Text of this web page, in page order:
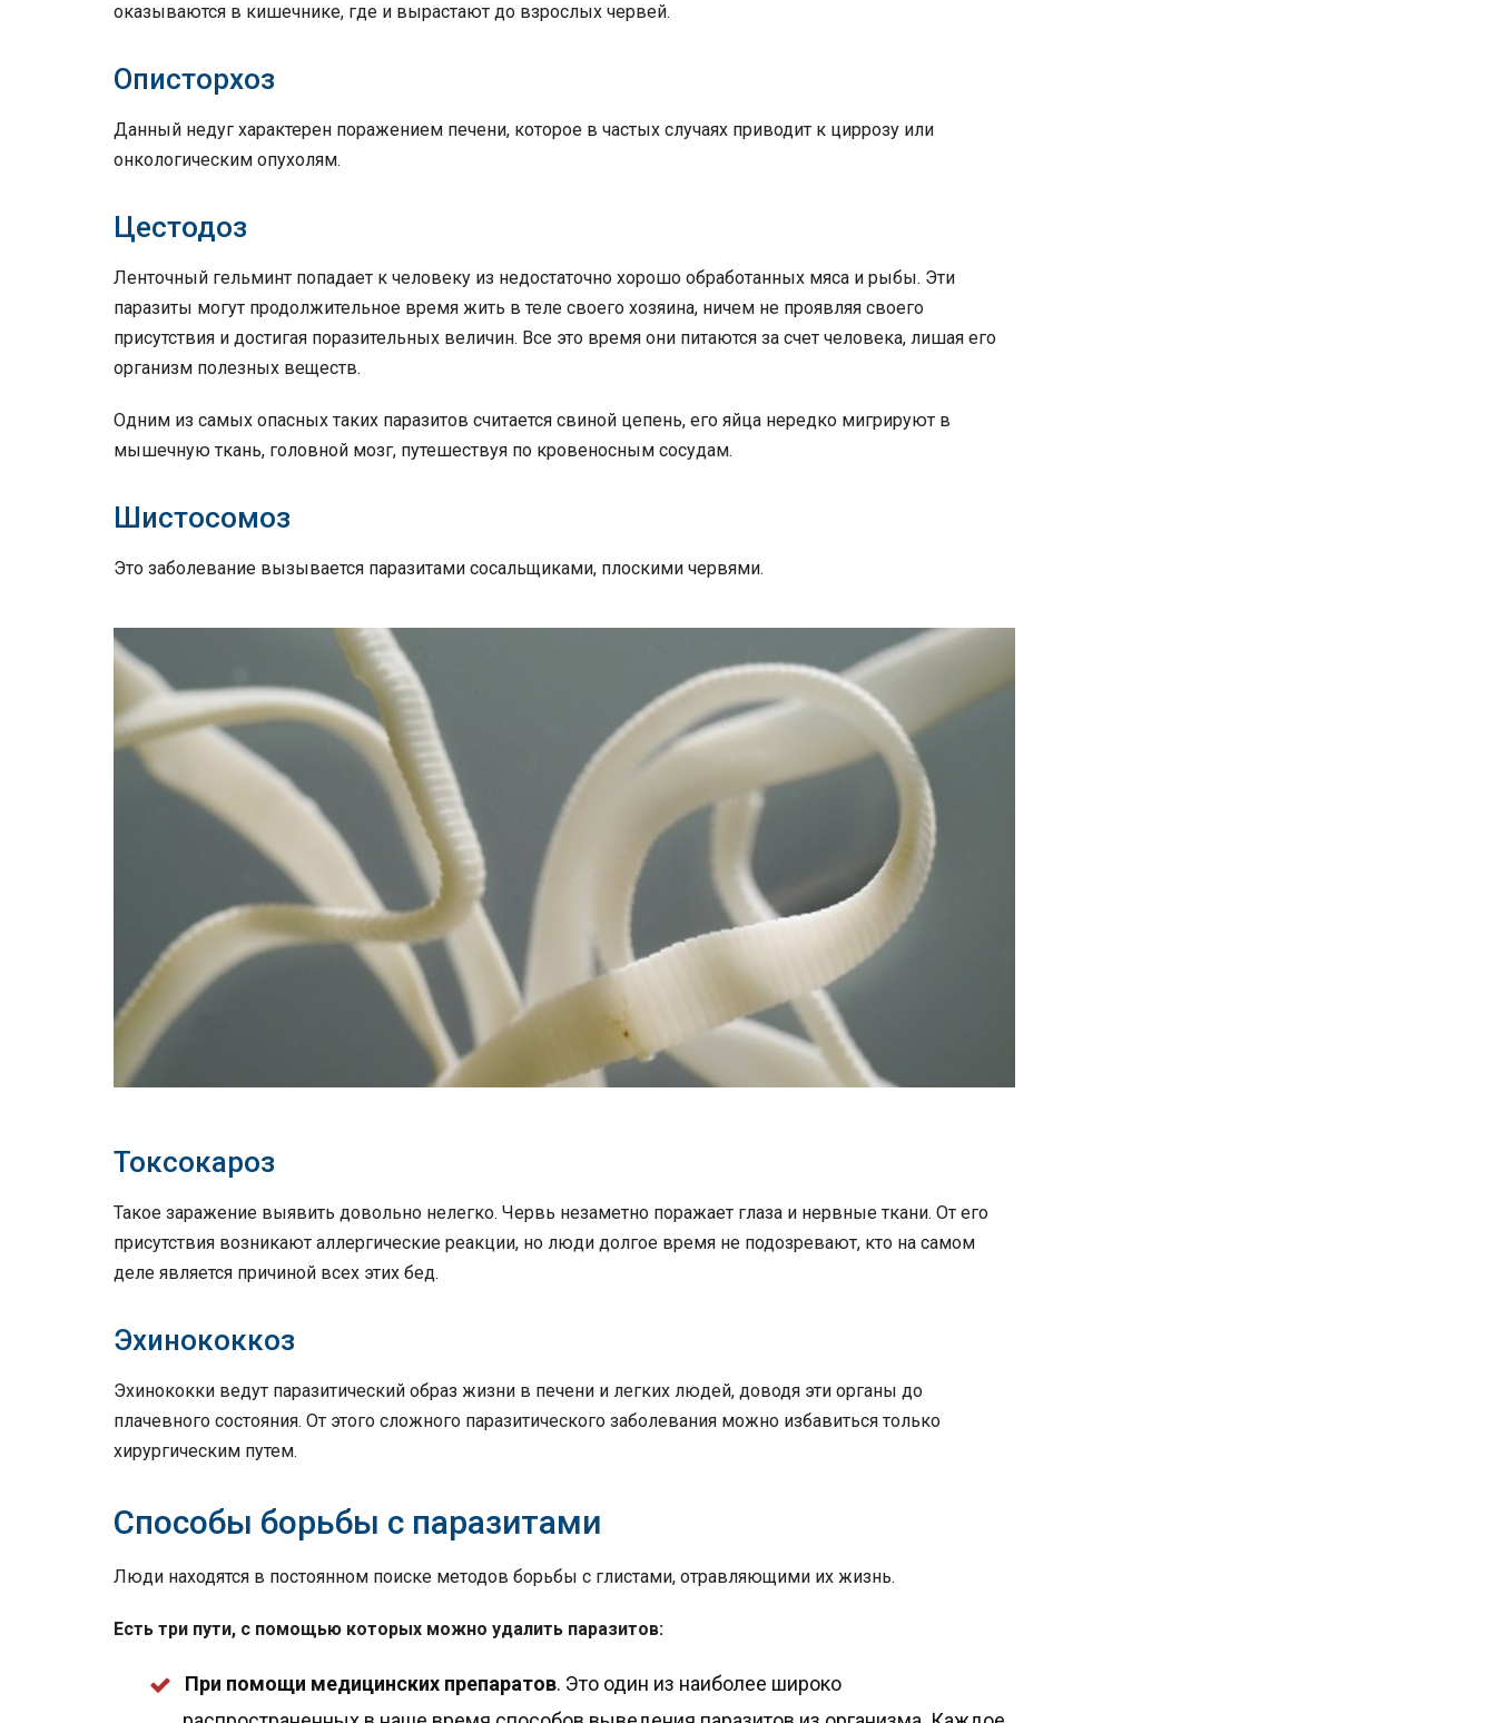
оказываются в кишечнике, где и вырастают до взрослых червей.
Описторхоз
Данный недуг характерен поражением печени, которое в частых случаях приводит к циррозу или
онкологическим опухолям.
Цестодоз
Ленточный гельминт попадает к человеку из недостаточно хорошо обработанных мяса и рыбы. Эти
паразиты могут продолжительное время жить в теле своего хозяина, ничем не проявляя своего
присутствия и достигая поразительных величин. Все это время они питаются за счет человека, лишая его
организм полезных веществ.
Одним из самых опасных таких паразитов считается свиной цепень, его яйца нередко мигрируют в
мышечную ткань, головной мозг, путешествуя по кровеносным сосудам.
Шистосомоз
Это заболевание вызывается паразитами сосальщиками, плоскими червями.
Токсокароз
Такое заражение выявить довольно нелегко. Червь незаметно поражает глаза и нервные ткани. От его
присутствия возникают аллергические реакции, но люди долгое время не подозревают, кто на самом
деле является причиной всех этих бед.
Эхинококкоз
Эхинококки ведут паразитический образ жизни в печени и легких людей, доводя эти органы до
плачевного состояния. От этого сложного паразитического заболевания можно избавиться только
хирургическим путем.
Способы борьбы с паразитами
Люди находятся в постоянном поиске методов борьбы с глистами, отравляющими их жизнь.
Есть три пути, с помощью которых можно удалить паразитов:
При помощи медицинских препаратов. Это один из наиболее широко